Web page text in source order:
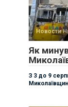
Новости
Як
З 3 до 9